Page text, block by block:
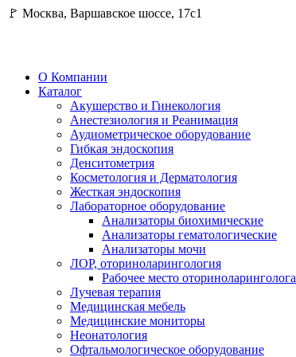
🚩 Москва, Варшавское шоссе, 17с1
О Компании
Каталог
Акушерство и Гинекология
Анестезиология и Реанимация
Аудиометрическое оборудование
Гибкая эндоскопия
Денситометрия
Косметология и Дерматология
Жесткая эндоскопия
Лабораторное оборудование
Анализаторы биохимические
Анализаторы гематологические
Анализаторы мочи
ЛОР, оториноларингология
Рабочее место оториноларинголога
Лучевая терапия
Медицинская мебель
Медицинские мониторы
Неонатология
Офтальмологическое оборудование